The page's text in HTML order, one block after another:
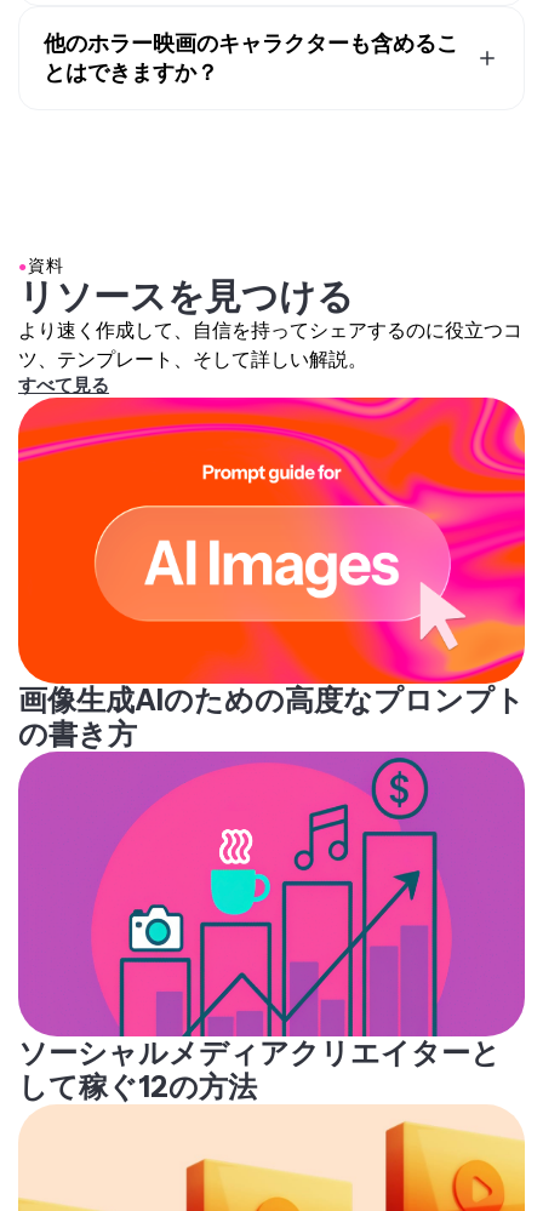
れた白昼夢のような空間です。彼女のメイクはシンプル
ながらグラマラスで、ブラウンのリップグロスとブラウ
衣装、メイク、背景、照明、全体的な設定など、好きな
ものは何でも変更してください。不気味なキッチン、学
校の廊下、駅などに自分を配置してみてください。
Screamや好きなホラー映画の他のキャラクターで実験
することもできます。その後、プロンプトをKapwingの
AIジェネレーターに入力して、Ghostfaceと一緒にあな
たそっくりの共有可能な写真をダウンロード
しましょ
う。
えば、あなたの Scream の写真を一瞬で動画に変身させ
られるよ。スタイルやカメラの動き、動画の長さを選ん
他のホラー映画のキャラクターも含めるこ
とはできますか？
●資料
リソースを見つける
より速く作成して、自信を持ってシェアするのに役立つコ
ツ、テンプレート、そして詳しい解説。
すべて見る
画像生成AIのための高度なプロンプト
の書き方
ソーシャルメディアクリエイターと
して稼ぐ12の方法